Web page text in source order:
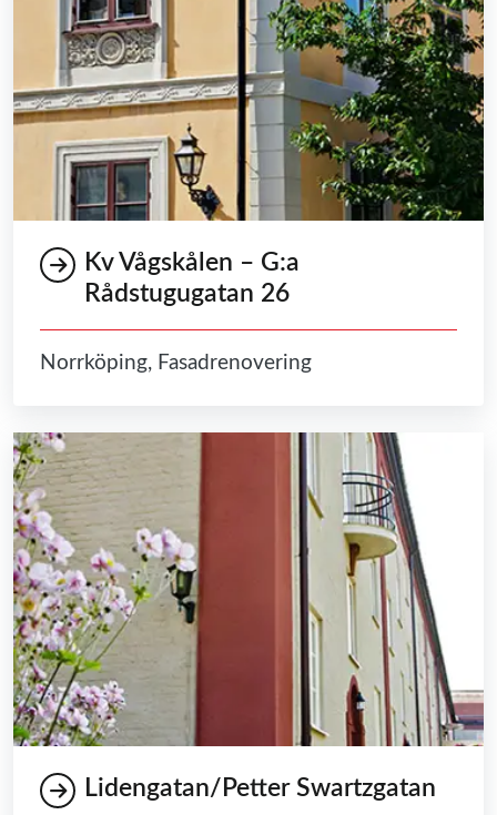
Kv Vågskålen – G:a
Rådstugugatan 26
Norrköping, Fasadrenovering
Lidengatan/Petter Swartzgatan